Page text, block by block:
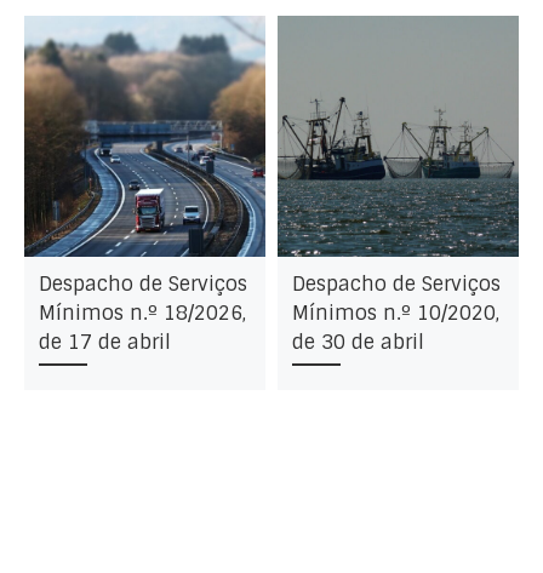
Despacho de Serviços
Mínimos n.º 18/2026,
de 17 de abril
Despacho de Serviços
Mínimos n.º 10/2020,
de 30 de abril